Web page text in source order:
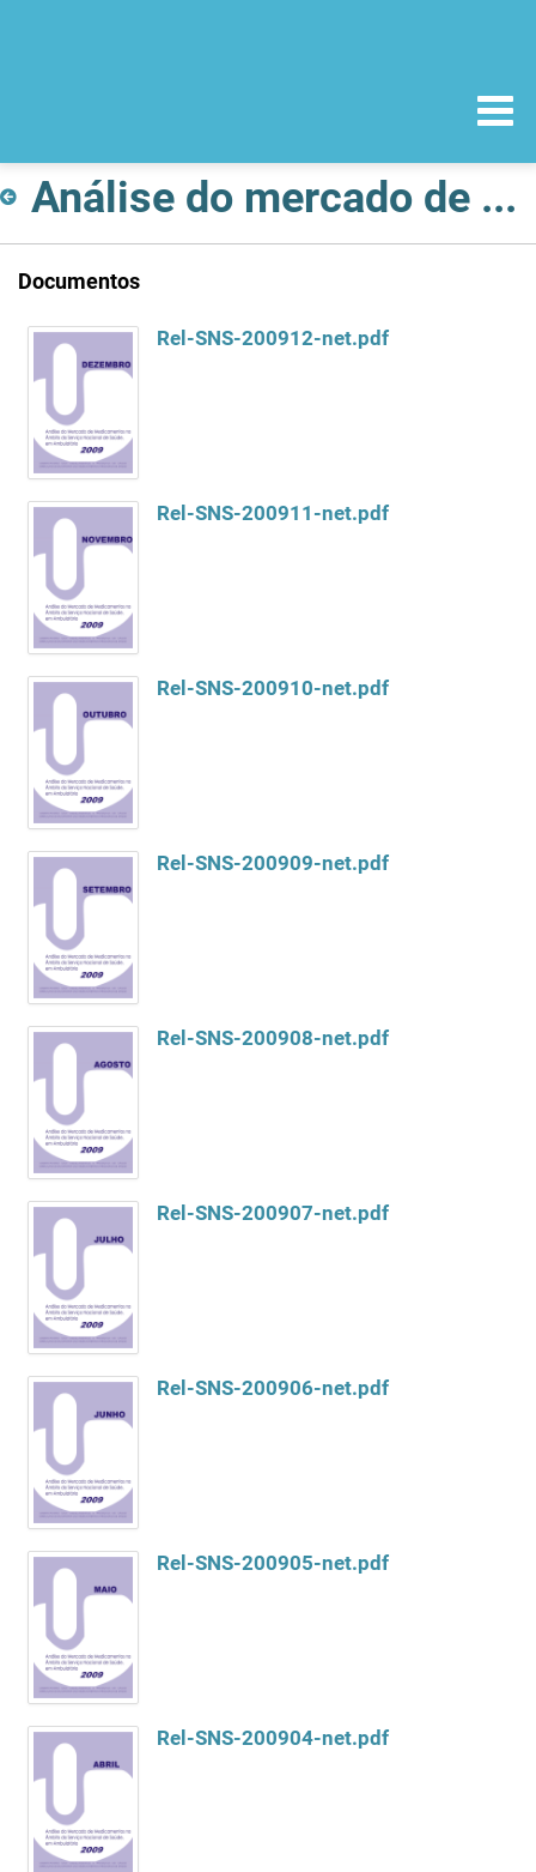
Análise do mercado de Medicamentos no âmbito do Serviço Nacional de Saúde
Documentos
Rel-SNS-200912-net.pdf
Rel-SNS-200911-net.pdf
Rel-SNS-200910-net.pdf
Rel-SNS-200909-net.pdf
Rel-SNS-200908-net.pdf
Rel-SNS-200907-net.pdf
Rel-SNS-200906-net.pdf
Rel-SNS-200905-net.pdf
Rel-SNS-200904-net.pdf